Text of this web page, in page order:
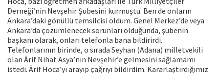
Derneği’nin Nevşehir Şubesini kurmuştu. Ben de onların
Ankara’daki gönüllü temsilcisi oldum. Genel Merkez’de veya
Ankara’da çözümlenecek sorunları olduğunda, şubenin
başkanı olarak, onları telefonla bana bildirirdi.
Telefonlarının birinde, o sırada Seyhan (Adana) milletvekili
olan Ârif Nihat Asya’nın Nevşehir’e gelmesini sağlamamı
istedi. Ârif Hoca’yı arayıp çağrıyı bildirdim. Kararlaştırdığımız